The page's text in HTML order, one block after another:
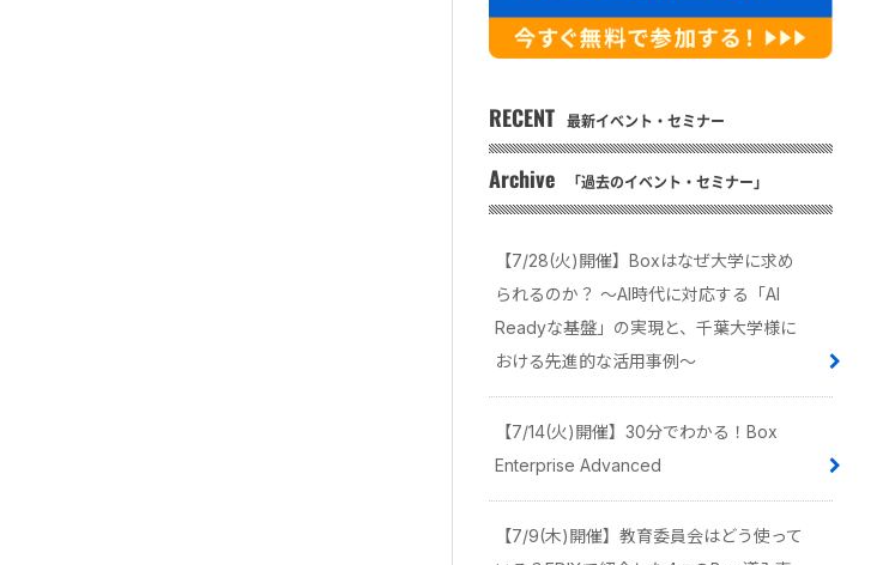
RECENT 最新イベント・セミナー
Archive 「過去のイベント・セミナー」
【7/28(火)開催】Boxはなぜ大学に求め
られるのか？ 〜AI時代に対応する「AI
Readyな基盤」の実現と、千葉大学様に
おける先進的な活用事例〜
【7/14(火)開催】30分でわかる！Box
Enterprise Advanced
【7/9(木)開催】教育委員会はどう使って